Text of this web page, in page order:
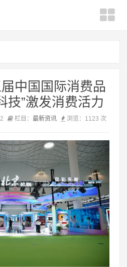
中国国际消费品
技”激发消费活力
栏目： 最新资讯 浏览：1123 次